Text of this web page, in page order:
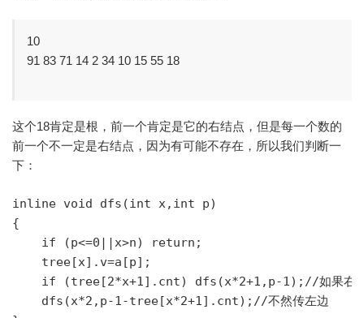
10
91 83 71 14 2 34 10 15 55 18
这个18肯定是根，前一个肯定是它的右结点，但是每一个数的
前一个不一定是右结点，因为有可能不存在，所以我们判断一
下：
inline void dfs(int x,int p)
{
    if (p<=0||x>n) return;
    tree[x].v=a[p];
if (tree[2*x+1].cnt) dfs(x*2+1,p-1);//如果右边
    dfs(x*2,p-1-tree[x*2+1].cnt);//不然传左边